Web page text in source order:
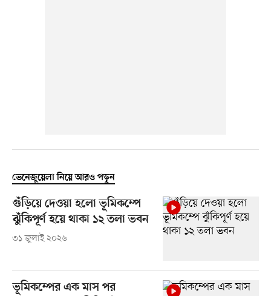
ভেনেজুয়েলা নিয়ে আরও পড়ুন
গুঁড়িয়ে দেওয়া হলো ভূমিকম্পে
ঝুঁকিপূর্ণ হয়ে থাকা ১২ তলা ভবন
৩১ জুলাই ২০২৬
ভূমিকম্পের এক মাস পর